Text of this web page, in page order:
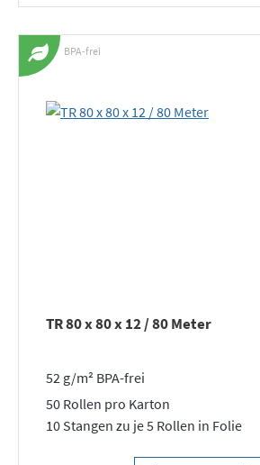
BPA-frei
TR 80 x 80 x 12 / 80 Meter
52 g/m² BPA-frei
50 Rollen pro Karton
10 Stangen zu je 5 Rollen in Folie